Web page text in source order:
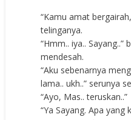
“Kamu amat
telinganya.
“Hmm.. iya.. Sayang..”
mendesah.
“Aku sebenarnya
lama.. ukh..” serunya
“Ayo, Mas.. teruskan..”
“Ya Sayang. Apa yang